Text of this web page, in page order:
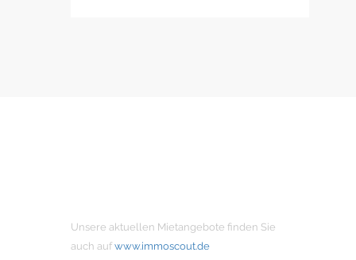
Unsere aktuellen Mietangebote finden Sie
auch auf www.immoscout.de